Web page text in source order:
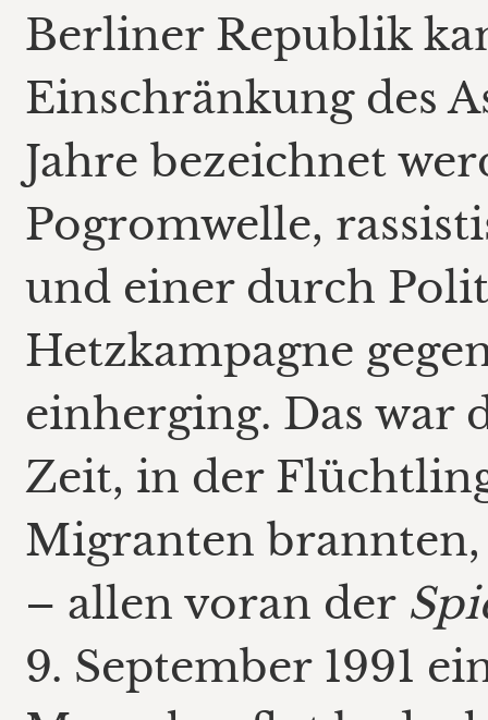
Berliner Republik
Einschränkung des
Jahre bezeichnet
Pogromwelle,
und einer durch
Hetzkampagne
einherging. Das war
Zeit, in der
Migranten
– allen voran der
9. September 1991